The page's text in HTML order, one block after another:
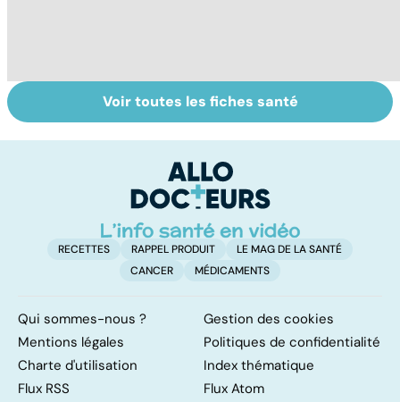
Tout savoir sur
les infections
Inflammation des
amygdales : que
d'angine ?
Voir toutes les fiches santé
RECETTES RAPPEL PRODUIT
LE MAG DE LA SANTÉ
CANCER
MÉDICAMENTS
Qui sommes-nous ?
Gestion des cookies
Mentions légales
Politiques de confidentialité
Charte d'utilisation
Index thématique
Flux RSS
Flux Atom